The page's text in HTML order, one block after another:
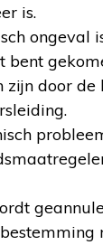
is.
ongeval
bent
zijn door de